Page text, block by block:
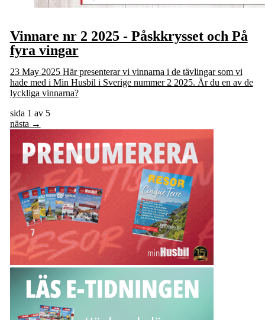
Vinnare nr 2 2025 - Påskkrysset och På
fyra vingar
23 May 2025 Här presenterar vi vinnarna i de tävlingar som vi
hade med i Min Husbil i Sverige nummer 2 2025. Är du en av de
lyckliga vinnarna?
sida 1 av 5
nästa →